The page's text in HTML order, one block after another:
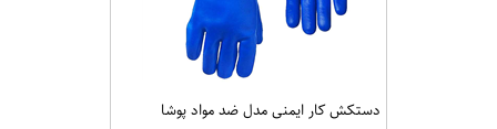
دستکش کار ایمنی مدل ضد مواد پوشا